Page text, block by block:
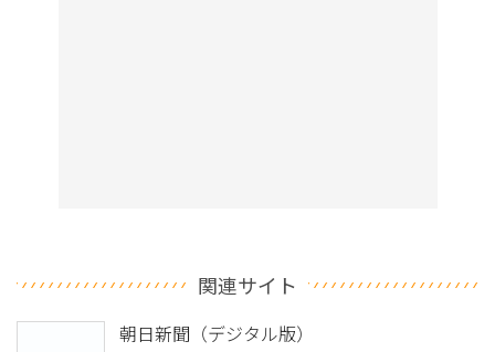
関連サイト
朝日新聞（デジタル版）